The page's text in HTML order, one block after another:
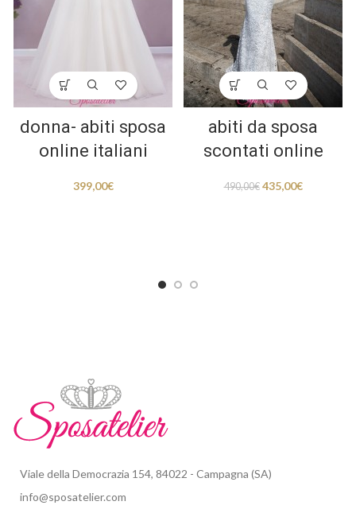
donna- abiti sposa
online italiani
399,00€
abiti da sposa
scontati online
490,00€ 435,00€
Viale della Democrazia 154, 84022 - Campagna (SA)
info@sposatelier.com